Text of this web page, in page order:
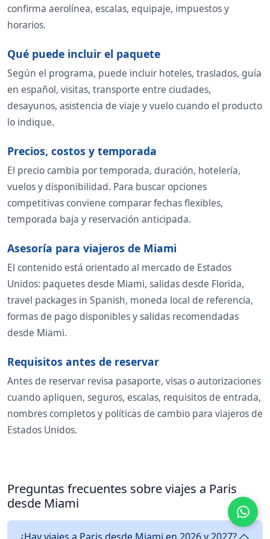
confirma aerolínea, escalas, equipaje, impuestos y
horarios.
Qué puede incluir el paquete
Según el programa, puede incluir hoteles, traslados, guía
en español, visitas, transporte entre ciudades,
desayunos, asistencia de viaje y vuelo cuando el producto
lo indique.
Precios, costos y temporada
El precio cambia por temporada, duración, hotelería,
vuelos y disponibilidad. Para buscar opciones
competitivas conviene comparar fechas flexibles,
temporada baja y reservación anticipada.
Asesoría para viajeros de Miami
El contenido está orientado al mercado de Estados
Unidos: paquetes desde Miami, salidas desde Florida,
travel packages in Spanish, moneda local de referencia,
formas de pago disponibles y salidas recomendadas
desde Miami.
Requisitos antes de reservar
Antes de reservar revisa pasaporte, visas o autorizaciones
cuando apliquen, seguros, escalas, requisitos de entrada,
nombres completos y políticas de cambio para viajeros de
Estados Unidos.
Preguntas frecuentes sobre viajes a Paris
desde Miami